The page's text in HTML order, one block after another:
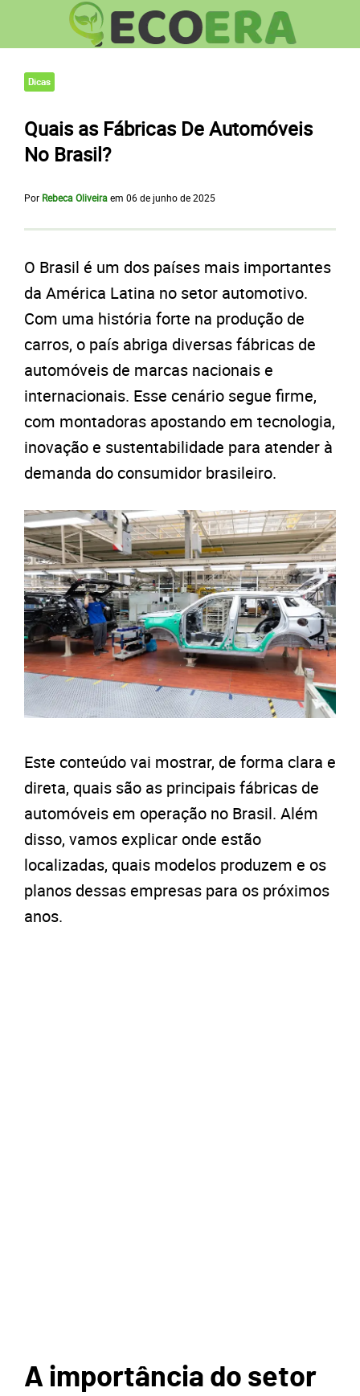
Dicas
Quais as Fábricas De Automóveis
No Brasil?
Por Rebeca Oliveiraem 06 de junho de 2025
O Brasil é um dos países mais importantes
da América Latina no setor automotivo.
Com uma história forte na produção de
carros, o país abriga diversas fábricas de
automóveis de marcas nacionais e
internacionais. Esse cenário segue firme,
com montadoras apostando em tecnologia,
inovação e sustentabilidade para atender à
demanda do consumidor brasileiro.
Este conteúdo vai mostrar, de forma clara e
direta, quais são as principais fábricas de
automóveis em operação no Brasil. Além
disso, vamos explicar onde estão
localizadas, quais modelos produzem e os
planos dessas empresas para os próximos
anos.
A importância do setor